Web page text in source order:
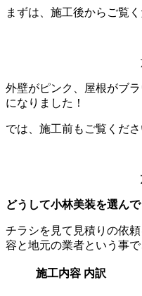
まずは、施工後からご覧く
外壁がピンク、屋根がブ
になりました！
では、施工前もご覧くださ
どうして小林美装を選ん
チラシを見て見積りの依
容と地元の業者という事
施工内容 内訳